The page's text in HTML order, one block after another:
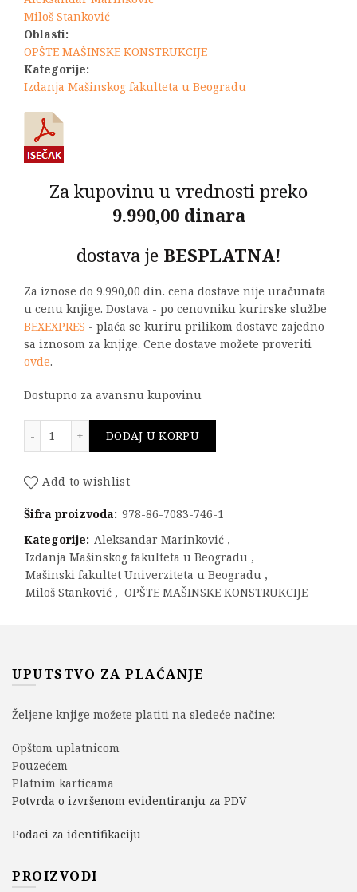
Miloš Stanković
Oblasti:
OPŠTE MAŠINSKE KONSTRUKCIJE
Kategorije:
Izdanja Mašinskog fakulteta u Beogradu
Za kupovinu u vrednosti preko
9.990,00 dinara
dostava je BESPLATNA!
Za iznose do 9.990,00 din. cena dostave nije uračunata
u cenu knjige. Dostava - po cenovniku kurirske službe
BEXEXPRES - plaća se kuriru prilikom dostave zajedno
sa iznosom za knjige. Cene dostave možete proveriti
ovde.
Dostupno za avansnu kupovinu
DODAJ U KORPU
Add to wishlist
Šifra proizvoda: 978-86-7083-746-1
Kategorije: Aleksandar Marinković ,
Izdanja Mašinskog fakulteta u Beogradu ,
Mašinski fakultet Univerziteta u Beogradu ,
Miloš Stanković , OPŠTE MAŠINSKE KONSTRUKCIJE
UPUTSTVO ZA PLAĆANJE
Željene knjige možete platiti na sledeće načine:
Opštom uplatnicom
Pouzećem
Platnim karticama
Potvrda o izvršenom evidentiranju za PDV
Podaci za identifikaciju
PROIZVODI